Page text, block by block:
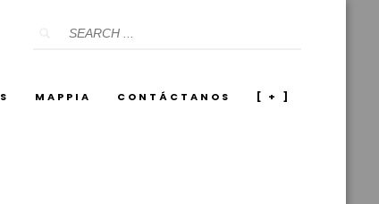
MAPPIA CONTÁCTANOS [ + ]